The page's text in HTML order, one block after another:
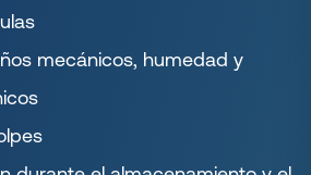
mecánicos, humedad y